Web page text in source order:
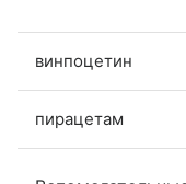
винпоцетин
пирацетам